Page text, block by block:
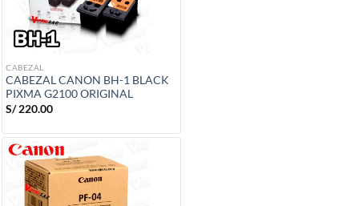
CABEZAL
CABEZAL CANON BH-1 BLACK
PIXMA G2100 ORIGINAL
S/220.00